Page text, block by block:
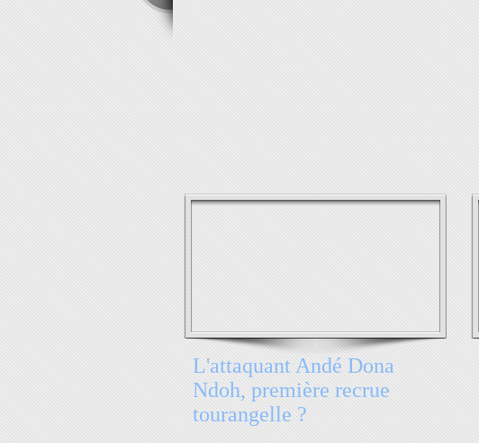
L'attaquant Andé Dona
Ndoh, première recrue
tourangelle ?